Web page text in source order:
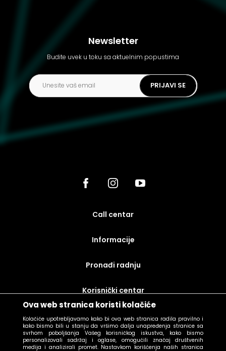
Ova web stranica koristi kolačiće
Kolačiće upotrebljavamo kako bi ova web stranica radila pravilno i
kako bismo bili u stanju da vršimo dalja unapređenja stranice sa
svrhom poboljšanja Vašeg korisničkog iskustva, kako bismo
personalizovali sadržaj i oglase, omogućili značaj društvenih
medija i analizirali promet. Nastavkom korišćenja naših stranica
Newsletter
Budite uvek u toku sa aktuelnim popustima
PRIJAVI SE
call centar
Informacije
Pronađi radnju
korisnički centar
uslovi prodaje